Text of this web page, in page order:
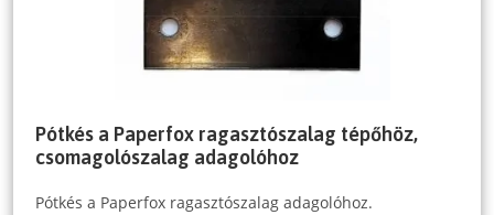
Pótkés a Paperfox ragasztószalag tépőhöz,
csomagolószalag adagolóhoz
Pótkés a Paperfox ragasztószalag adagolóhoz.